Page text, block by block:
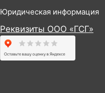
Юридическая информация
Реквизиты ООО «ГСГ»